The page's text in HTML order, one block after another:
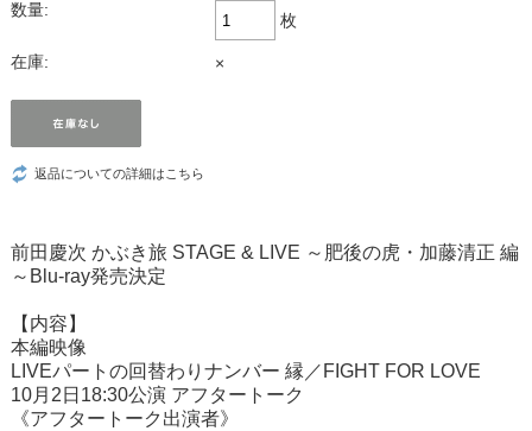
数量:
枚
在庫: ×
返品についての詳細はこちら
前田慶次 かぶき旅 STAGE & LIVE ～肥後の虎・加藤清正 編
～Blu-ray発売決定
【内容】
本編映像
LIVEパートの回替わりナンバー 縁／FIGHT FOR LOVE
10月2日18:30公演 アフタートーク
《アフタートーク出演者》